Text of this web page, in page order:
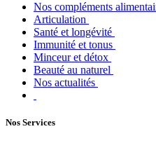
Nos compléments
Articulation
Santé et longévité
Immunité et tonus
Minceur et détox
Beauté au naturel
Nos actualités
Nos Services